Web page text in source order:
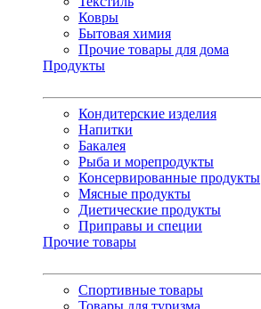
Ковры
Бытовая химия
Прочие товары для дома
Продукты
Кондитерские изделия
Напитки
Бакалея
Рыба и морепродукты
Консервированные продукты
Мясные продукты
Диетические продукты
Приправы и специи
Прочие товары
Спортивные товары
Товары для туризма